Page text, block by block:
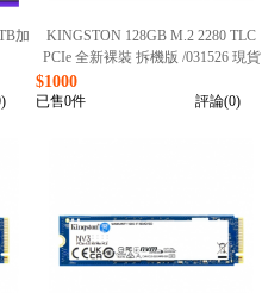
加
KINGSTON 128GB M.2 2280 TLC
PCIe 全新裸裝 拆機版 /031526 現貨
$1000
已售0件 評論(0)